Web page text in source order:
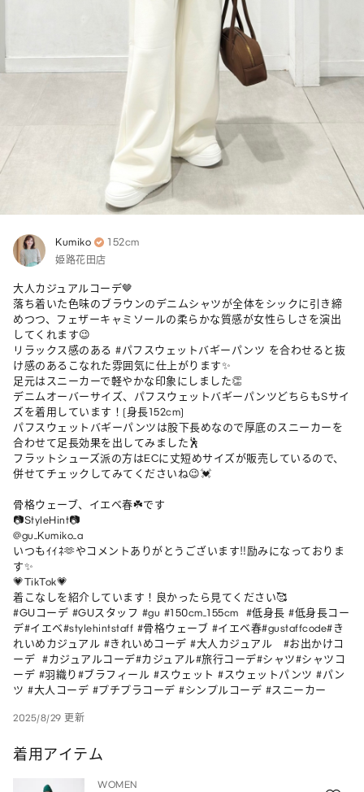
Kumiko 152cm
姫路花田店
大人カジュアルコーデ🤎
落ち着いた色味のブラウンのデニムシャツが全体をシックに引き締
めつつ、フェザーキャミソールの柔らかな質感が女性らしさを演出
してくれます😉
リラックス感のある #パフスウェットバギーパンツ を合わせると抜
け感のあるこなれた雰囲気に仕上がります✨
足元はスニーカーで軽やかな印象にしました👏
デニムオーバーサイズ、パフスウェットバギーパンツどちらもSサイ
ズを着用しています！(身長152cm)
パフスウェットバギーパンツは股下長めなので厚底のスニーカーを
合わせて足長効果を出してみました🕺
フラットシューズ派の方はECに丈短めサイズが販売しているので、
併せてチェックしてみてくださいね😉💓
骨格ウェーブ、イエベ春☘️です
📷StyleHint📷
@gu_Kumiko_a
いつもｲｲﾈ🫶やコメントありがとうございます‼︎励みになっておりま
す✨
💗TikTok💗
着こなしを紹介しています！良かったら見てください🥰
#GUコーデ #GUスタッフ #gu #150cm_155cm  #低身長 #低身長コー
デ#イエベ#stylehintstaff #骨格ウェーブ #イエベ春#gustaffcode#き
れいめカジュアル #きれいめコーデ #大人カジュアル   #お出かけコ
ーデ  #カジュアルコーデ#カジュアル#旅行コーデ#シャツ#シャツコ
ーデ #羽織り#ブラフィール #スウェット #スウェットパンツ #パン
ツ #大人コーデ #プチプラコーデ #シンプルコーデ #スニーカー
2025/8/29 更新
着用アイテム
WOMEN